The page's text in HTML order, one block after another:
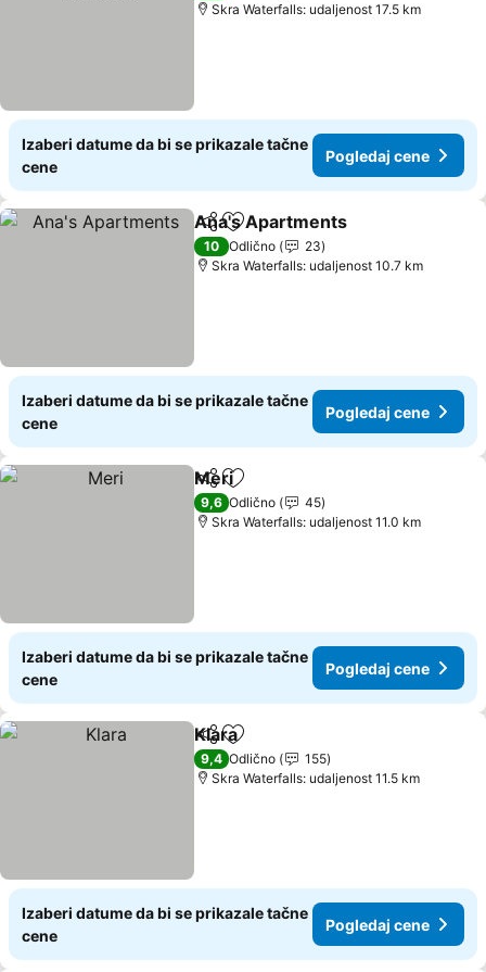
Skra Waterfalls: udaljenost 17.5 km
Izaberi datume da bi se prikazale tačne
cene
Pogledaj cene
Deli Dodati u favorite
Ana's Apartments
10 Odlično
23
Skra Waterfalls: udaljenost 10.7 km
Izaberi datume da bi se prikazale tačne
cene
Pogledaj cene
Deli Dodati u favorite
Meri
9,6 Odlično
45
Skra Waterfalls: udaljenost 11.0 km
Izaberi datume da bi se prikazale tačne
cene
Pogledaj cene
Deli Dodati u favorite
Klara
9,4 Odlično
155
Skra Waterfalls: udaljenost 11.5 km
Izaberi datume da bi se prikazale tačne
cene
Pogledaj cene